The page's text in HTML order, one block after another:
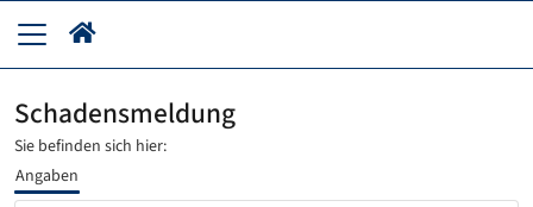
Schadensmeldung
Sie befinden sich hier:
Angaben